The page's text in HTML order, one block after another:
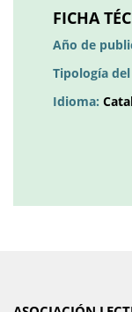
FICHA
Año de
Tipología
Idioma: